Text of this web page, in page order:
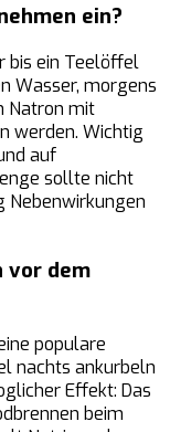
ein?
bis ein Teelöffel
Wasser, morgens
Natron mit
werden. Wichtig
auf
sollte nicht
Nebenwirkungen
vor dem
populare
nachts ankurbeln
Effekt: Das
beim